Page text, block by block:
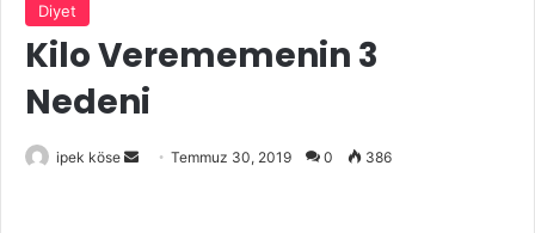
Diyet
Kilo Verememenin 3
Nedeni
ipek köse
Bir
Temmuz 30, 2019 0 386